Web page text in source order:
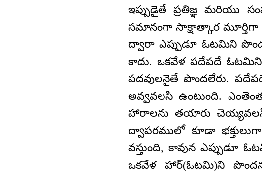
ఇప్పుడైతే ప్రతిజ్ఞ మరియు
సమానంగా సాక్షాత్కార మూర్తిగా
ద్వారా ఎప్పుడూ ఓటమిని
కాదు. ఒకవేళ పదేపదే ఓటమిని
పదవులనైతే పొందలేరు.
అవ్వవలసి ఉంటుంది.
హారాలను తయారు
ద్వాపరములో కూడా
వస్తుంది, కావున ఎప్పుడూ
ఒకవేళ హార్(ఓటమి)ని